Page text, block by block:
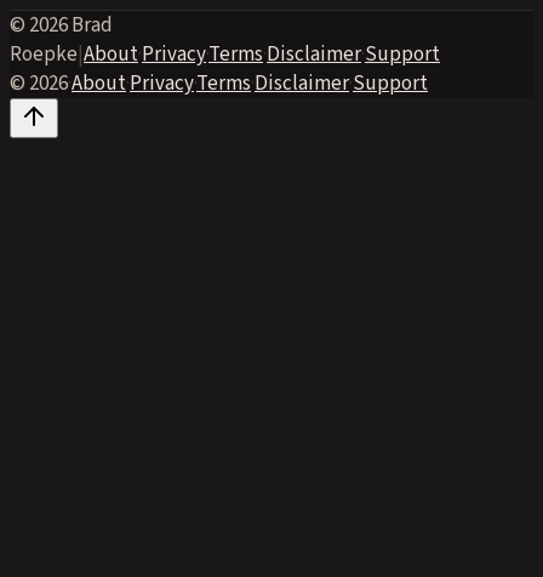
© 2026 Brad
Roepke|About·Privacy·Terms·Disclaimer·Support
© 2026·About·Privacy·Terms·Disclaimer·Support